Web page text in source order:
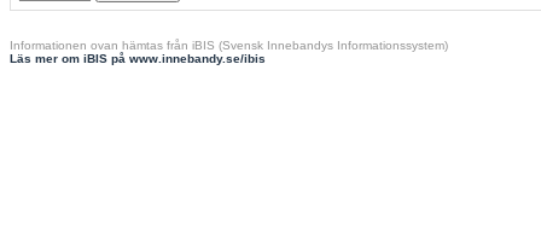
Informationen ovan hämtas från iBIS (Svensk Innebandys Informationssystem)
Läs mer om iBIS på www.innebandy.se/ibis